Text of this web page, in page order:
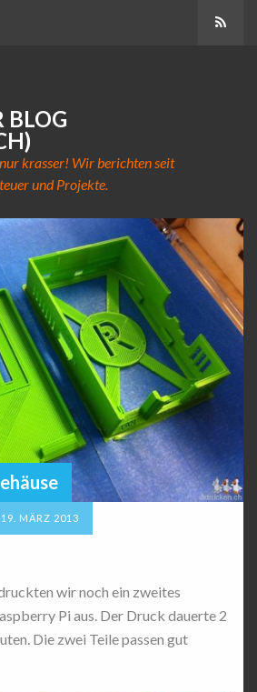
BLOG
krasser! Wir berichten seit
und Projekte.
19. MÄRZ 2013
wir noch ein zweites
Pi aus. Der Druck dauerte 2
Die zwei Teile passen gut